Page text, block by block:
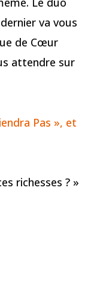
va vous
de Cœur
attendre sur
Pas », et
richesses ? »